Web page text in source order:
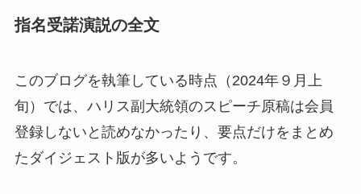
指名受諾演説の全文
このブログを執筆している時点（2024年９月上
旬）では、ハリス副大統領のスピーチ原稿は会員
登録しないと読めなかったり、要点だけをまとめ
たダイジェスト版が多いようです。